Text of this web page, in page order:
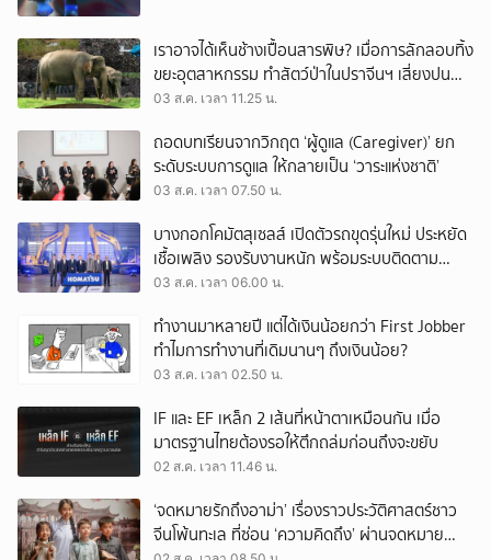
เราอาจได้เห็นช้างเปื้อนสารพิษ? เมื่อการลักลอบทิ้ง
ขยะอุตสาหกรรม ทำสัตว์ป่าในปราจีนฯ เสี่ยงปน
เปื้อน
03 ส.ค. เวลา 11.25 น.
ถอดบทเรียนจากวิกฤต ‘ผู้ดูแล (Caregiver)’ ยก
ระดับระบบการดูแล ให้กลายเป็น ‘วาระแห่งชาติ’
03 ส.ค. เวลา 07.50 น.
บางกอกโคมัตสุเซลส์ เปิดตัวรถขุดรุ่นใหม่ ประหยัด
เชื้อเพลิง รองรับงานหนัก พร้อมระบบติดตาม
เครื่องจักรผ่านดาวเทียม
03 ส.ค. เวลา 06.00 น.
ทำงานมาหลายปี แต่ได้เงินน้อยกว่า First Jobber
ทำไมการทำงานที่เดิมนานๆ ถึงเงินน้อย?
03 ส.ค. เวลา 02.50 น.
IF และ EF เหล็ก 2 เส้นที่หน้าตาเหมือนกัน เมื่อ
มาตรฐานไทยต้องรอให้ตึกถล่มก่อนถึงจะขยับ
02 ส.ค. เวลา 11.46 น.
‘จดหมายรักถึงอาม่า’ เรื่องราวประวัติศาสตร์ชาว
จีนโพ้นทะเล ที่ซ่อน ‘ความคิดถึง’ ผ่านจดหมาย